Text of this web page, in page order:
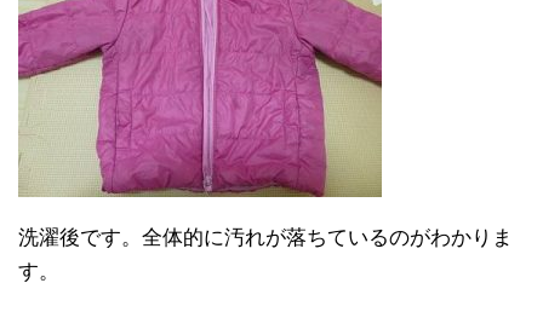
洗濯後です。全体的に汚れが落ちているのがわかりま
す。